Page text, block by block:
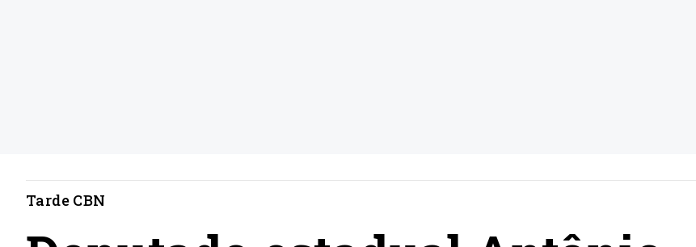
Tarde CBN